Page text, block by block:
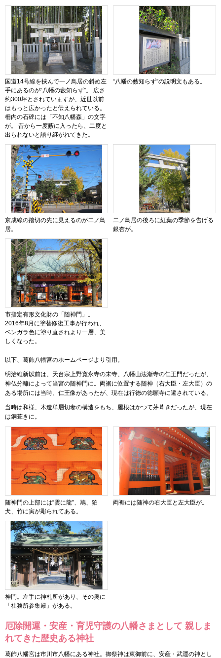
国道14号線を挟んで一ノ鳥居の斜め左
手にあるのが“八幡の藪知らず”。 広さ
約300坪とされていますが、近世以前
はもっと広かったと伝えられている。
柵内の石碑には「不知八幡森」の文字
が。 昔から一度藪に入ったら、二度と
出られないと語り継がれてきた。
“八幡の藪知らず”の説明文もある。
京成線の踏切の先に見えるのが二ノ鳥
居。
二ノ鳥居の後ろに紅葉の季節を告げる
銀杏が。
市指定有形文化財の「随神門」。
2016年8月に塗替修復工事が行われ、
ベンガラ色に塗り直されより一層、美
しくなった。
以下、葛飾八幡宮のホームページより引用。
明治維新以前は、天台宗上野寛永寺の末寺、八幡山法漸寺の仁王門だったが、
神仏分離によって当宮の随神門に。両裾に位置する随神（右大臣・左大臣）の
ある場所には当時、仁王像があったが、現在は行徳の徳願寺に遷されている。
当時は和様、木造単層切妻の構造をもち、屋根はかつて茅葺きだったが、現在
は銅葺きに。
随神門の上部には“雲に龍”、鳩、狛
犬、竹に寅が彫られてある。
両裾には随神の右大臣と左大臣が。
神門。左手に神札所があり、その奥に
「社務所参集殿」がある。
厄除開運・安産・育児守護の八幡さまとして 親しま
れてきた歴史ある神社
葛飾八幡宮は市川市八幡にある神社。御祭神は東御前に、安産・武運の神とし